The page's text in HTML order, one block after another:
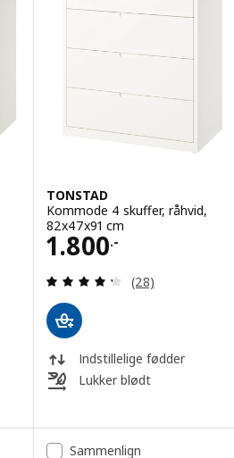
5 Stjerner. Anmeldelser i alt:
TONSTAD
Kommode 4 skuffer, råhvid,
82x47x91 cm
1.800.-
Pris 1800.-
Anmeld: 4.3 ud
(28)
Indstillelige fødder
Lukker blødt
Sammenlign